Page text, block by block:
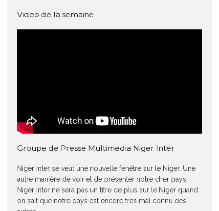
Video de la semaine
Groupe de Presse Multimedia Niger Inter
Niger Inter se veut une nouvelle fenêtre sur le Niger. Une
autre manière de voir et de présenter notre cher pays.
Niger inter ne sera pas un titre de plus sur le Niger quand
on sait que notre pays est encore très mal connu des